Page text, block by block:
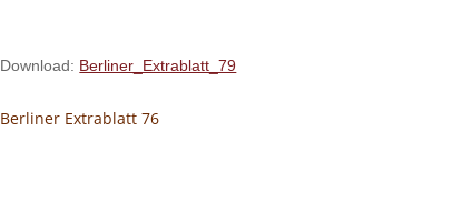
Download: Berliner_Extrablatt_79
Berliner Extrablatt 76